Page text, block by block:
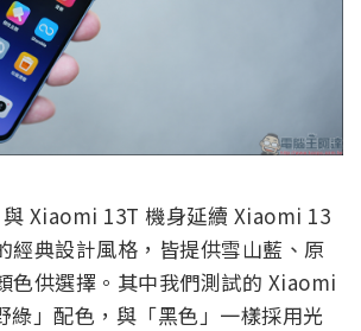
Xiaomi 13T 機身延續 Xiaomi 13
經典設計風格，皆提供雪山藍、原
色供選擇。其中我們測試的 Xiaomi
綠」配色，與「黑色」一樣採用光